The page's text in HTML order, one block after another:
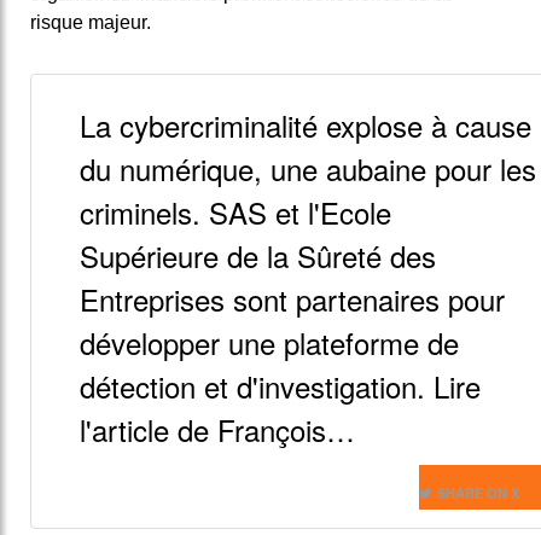
risque majeur.
La cybercriminalité explose à cause
du numérique, une aubaine pour les
criminels. SAS et l'Ecole
Supérieure de la Sûreté des
Entreprises sont partenaires pour
développer une plateforme de
détection et d'investigation. Lire
l'article de François…
SHARE ON X